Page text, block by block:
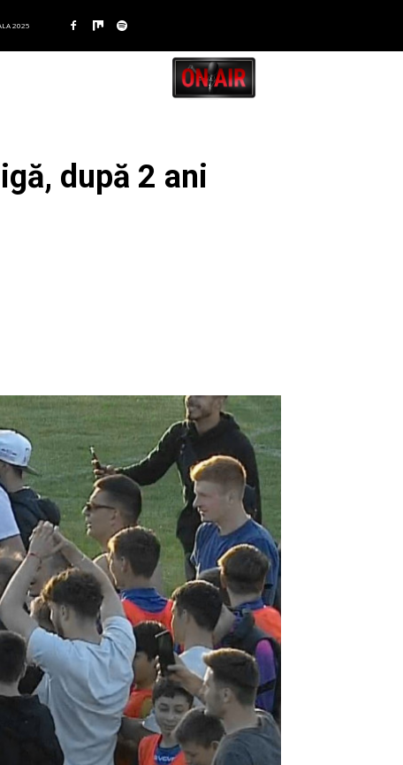
2025
după 2 ani